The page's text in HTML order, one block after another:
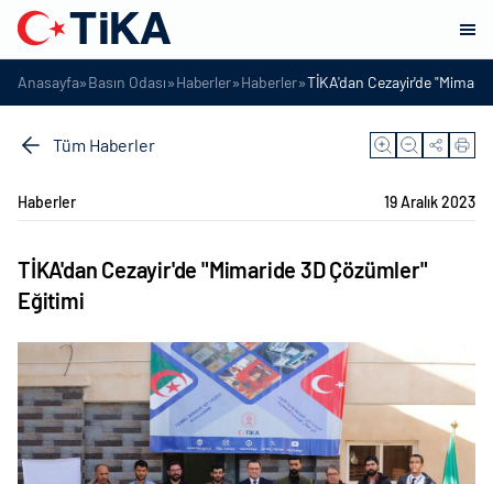
Anasayfa»Basın Odası»Haberler»Haberler»TİKA'dan Cezayir'de
Tüm Haberler
Haberler 19 Aralık 2023
TİKA'dan Cezayir'de "Mimaride 3D Çözümler"
Eğitimi